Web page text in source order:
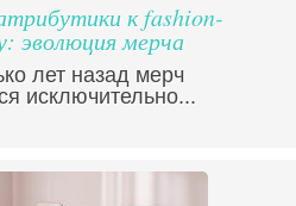
к fashion-
эволюция мерча
лет назад мерч
исключительно...